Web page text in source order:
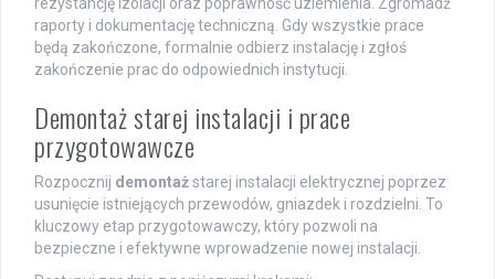
rezystancję izolacji oraz poprawność uziemienia. Zgromadź
raporty i dokumentację techniczną. Gdy wszystkie prace
będą zakończone, formalnie odbierz instalację i zgłoś
zakończenie prac do odpowiednich instytucji.
Demontaż starej instalacji i prace
przygotowawcze
Rozpocznij demontażstarej instalacji elektrycznej poprzez
usunięcie istniejących przewodów, gniazdek i rozdzielni. To
kluczowy etap przygotowawczy, który pozwoli na
bezpieczne i efektywne wprowadzenie nowej instalacji.